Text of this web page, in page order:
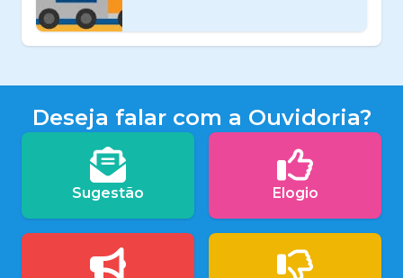
Deseja falar com a Ouvidoria?
Sugestão Elogio